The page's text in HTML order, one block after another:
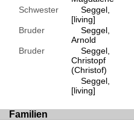
Schwester
Seggel,
[living]
Bruder
Seggel,
Arnold
Bruder
Seggel,
Christopf
(Christof)
Seggel,
[living]
Familien